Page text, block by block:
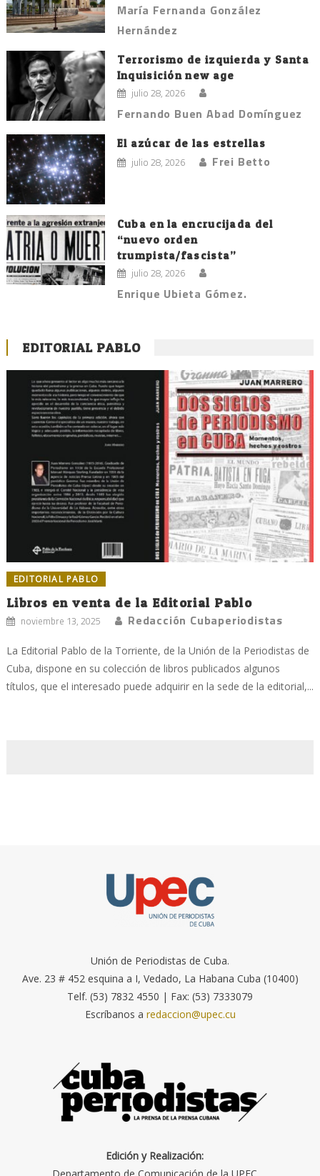
María Fernanda González
Hernández
Terrorismo de izquierda y Santa
Inquisición new age
julio 28, 2026
Fernando Buen Abad Domínguez
El azúcar de las estrellas
julio 28, 2026 Frei Betto
Cuba en la encrucijada del
“nuevo orden
trumpista/fascista”
julio 28, 2026
Enrique Ubieta Gómez.
EDITORIAL PABLO
EDITORIAL PABLO
Libros en venta de la Editorial Pablo
noviembre 13, 2025 Redacción Cubaperiodistas
La Editorial Pablo de la Torriente, de la Unión de la Periodistas de
Cuba, dispone en su colección de libros publicados algunos
títulos, que el interesado puede adquirir en la sede de la editorial,...
Unión de Periodistas de Cuba.
Ave. 23 # 452 esquina a I, Vedado, La Habana Cuba (10400)
Telf. (53) 7832 4550 | Fax: (53) 7333079
Escríbanos a redaccion@upec.cu
Edición y Realización: